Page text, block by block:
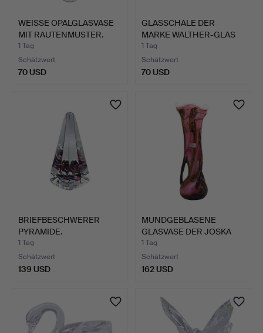
WEISSE OPALGLASVASE
MIT RAUTENMUSTER.
1 Tag
Schätzwert
70 USD
GLASSCHALE DER
MARKE WALTHER-GLAS
MIT ROSE…
1 Tag
Schätzwert
70 USD
BRIEFBESCHWERER
PYRAMIDE.
1 Tag
Schätzwert
139 USD
MUNDGEBLASENE
GLASVASE DER JOSKA
WALDGLASH…
1 Tag
Schätzwert
162 USD